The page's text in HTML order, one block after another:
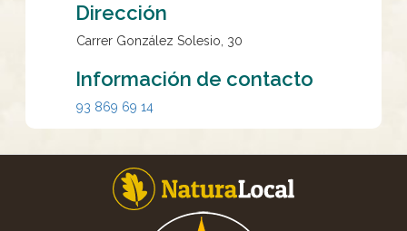
Dirección
Carrer González Solesio, 30
Información de contacto
93 869 69 14